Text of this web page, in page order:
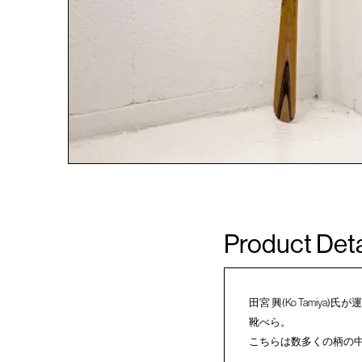
Product
田宮 興(Ko Tamiya)氏
靴べら。
こちらは数多くの柄の